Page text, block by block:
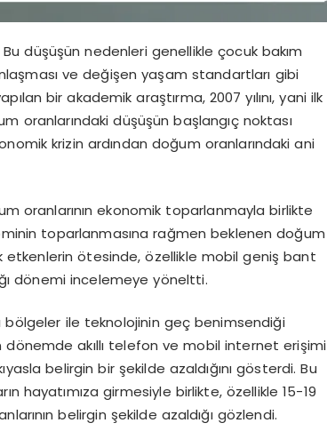
düşüşün nedenleri genellikle çocuk bakım
ve değişen yaşam standartları gibi
bir akademik araştırma, 2007 yılını, yani ilk
oranlarındaki düşüşün başlangıç noktası
krizin ardından doğum oranlarındaki ani
oranlarının ekonomik toparlanmayla birlikte
toparlanmasına rağmen beklenen doğum
etkenlerin ötesinde, özellikle mobil geniş bant
dönemi incelemeye yöneltti.
bölgeler ile teknolojinin geç benimsendiği
dönemde akıllı telefon ve mobil internet erişimi
belirgin bir şekilde azaldığını gösterdi. Bu
hayatımıza girmesiyle birlikte, özellikle 15-19
belirgin şekilde azaldığı gözlendi.